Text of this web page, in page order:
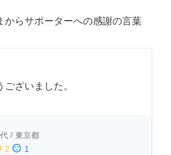
からサポーターへの感謝の言葉
ざいました。
/ 東京都
2 sentiment_dissatisfied 1